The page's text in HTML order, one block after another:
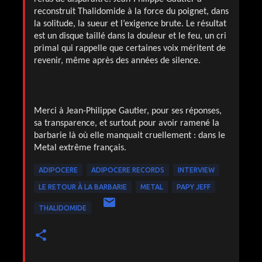
reconstruit Thalidomide à la force du poignet, dans
la solitude, la sueur et l’exigence brute. Le résultat
est un disque taillé dans la douleur et le feu, un cri
primal qui rappelle que certaines voix méritent de
revenir, même après des années de silence.
Merci à Jean-Philippe Gautier, pour ses réponses,
sa transparence, et surtout pour avoir ramené la
barbarie là où elle manquait cruellement : dans le
Metal extrême français.
ADIPOCERE ADIPOCERE RECORDS INTERVIEW
LE RETOUR À LA BARBARIE METAL PAPY JEFF
THALIDOMIDE